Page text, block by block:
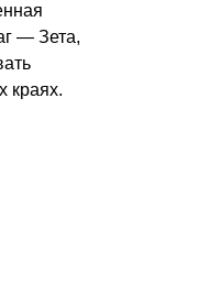
— Зета,
краях.